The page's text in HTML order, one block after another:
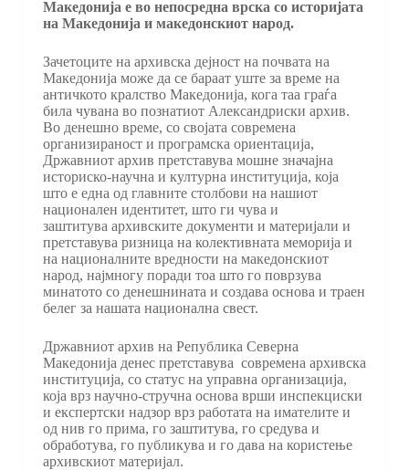
Македонија е во непосредна врска со историјата
на Македонија и македонскиот народ.
Зачетоците на архивска дејност на почвата на
Македонија може да се бараат уште за време на
античкото кралство Македонија, кога таа граѓа
била чувана во познатиот Александриски архив.
Во денешно време, со својата современа
организираност и програмска ориентација,
Државниот архив претставува мошне значајна
историско-научна и културна институција, која
што е една од главните столбови на нашиот
национален идентитет, што ги чува и
заштитува архивските документи и материјали и
претставува ризница на колективната меморија и
на националните вредности на македонскиот
народ, најмногу поради тоа што го поврзува
минатото со денешнината и создава основа и траен
белег за нашата национална свест.
Државниот архив на Република Северна
Македонија денес претставува современа архивска
институција, со статус на управна организација,
која врз научно-стручна основа врши инспекциски
и експертски надзор врз работата на имателите и
од нив го прима, го заштитува, го средува и
обработува, го публикува и го дава на користење
архивскиот материјал.